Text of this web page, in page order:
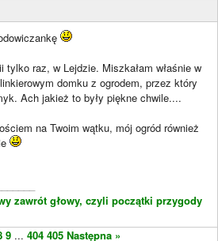
tylko raz, w Lejdzie. Miszkałam właśnie w
domku z ogrodem, przez który
Ach jakież to były piękne chwile....
na Twoim wątku, mój ogród również
zawrót głowy, czyli początki przygody
9 ... 404 405 Następna »